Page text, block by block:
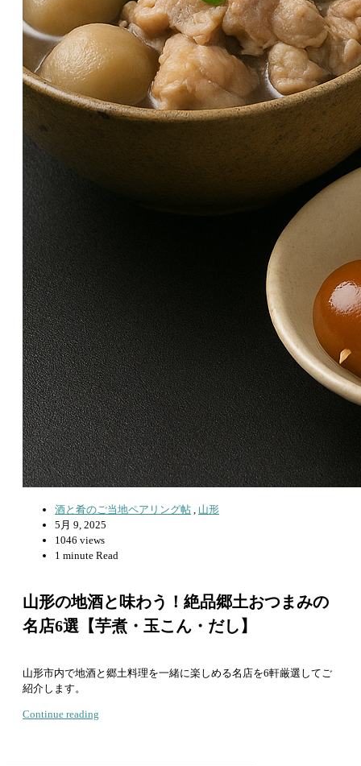
酒と肴のご当地ペアリング帖
山形
5月 9, 2025
1046 views
1 minute Read
山形の地酒と味わう！絶品郷土おつまみの
名店6選【芋煮・玉こん・だし】
山形市内で地酒と郷土料理を一緒に楽しめる名店を6軒厳選してご
紹介します。
Continue reading